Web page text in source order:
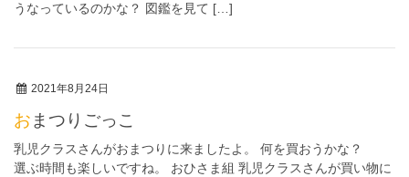
うなっているのかな？ 図鑑を見て […]
2021年8月24日
おまつりごっこ
乳児クラスさんがおまつりに来ましたよ。 何を買おうかな？
選ぶ時間も楽しいですね。 おひさま組 乳児クラスさんが買い物に